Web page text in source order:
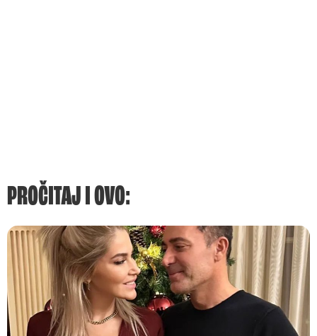
PROČITAJ I OVO: